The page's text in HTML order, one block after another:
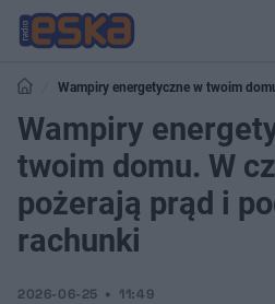
Wampiry energetyczne w twoim
podnoszą rachunki
Wampiry
twoim domu. W
pożerają prąd i
rachunki
2026-06-25 11:49